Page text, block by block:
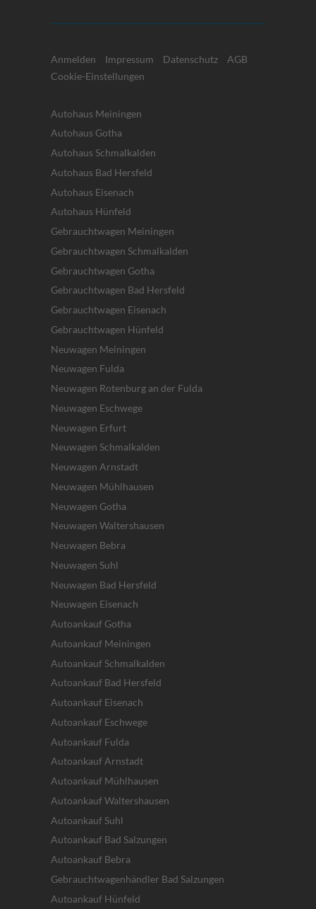
Anmelden Impressum Datenschutz
AGB
Cookie-Einstellungen
Autohaus Meiningen
Autohaus Gotha
Autohaus Schmalkalden
Autohaus Bad Hersfeld
Autohaus Eisenach
Autohaus Hünfeld
Gebrauchtwagen Meiningen
Gebrauchtwagen Schmalkalden
Gebrauchtwagen Gotha
Gebrauchtwagen Bad Hersfeld
Gebrauchtwagen Eisenach
Gebrauchtwagen Hünfeld
Neuwagen Meiningen
Neuwagen Fulda
Neuwagen Rotenburg an der Fulda
Neuwagen Eschwege
Neuwagen Erfurt
Neuwagen Schmalkalden
Neuwagen Arnstadt
Neuwagen Mühlhausen
Neuwagen Gotha
Neuwagen Waltershausen
Neuwagen Bebra
Neuwagen Suhl
Neuwagen Bad Hersfeld
Neuwagen Eisenach
Autoankauf Gotha
Autoankauf Meiningen
Autoankauf Schmalkalden
Autoankauf Bad Hersfeld
Autoankauf Eisenach
Autoankauf Eschwege
Autoankauf Fulda
Autoankauf Arnstadt
Autoankauf Mühlhausen
Autoankauf Waltershausen
Autoankauf Suhl
Autoankauf Bad Salzungen
Autoankauf Bebra
Gebrauchtwagenhändler Bad Salzungen
Autoankauf Hünfeld